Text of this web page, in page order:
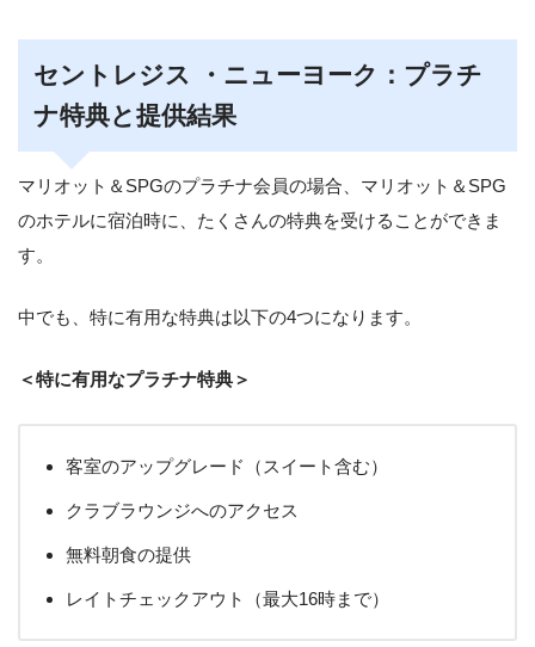
セントレジス ・ニューヨーク：プラチ
ナ特典と提供結果
マリオット＆SPGのプラチナ会員の場合、マリオット＆SPG
のホテルに宿泊時に、たくさんの特典を受けることができま
す。
中でも、特に有用な特典は以下の4つになります。
＜特に有用なプラチナ特典＞
客室のアップグレード（スイート含む）
クラブラウンジへのアクセス
無料朝食の提供
レイトチェックアウト（最大16時まで）